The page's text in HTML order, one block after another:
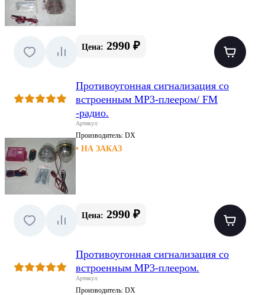
Цена: 2990 ₽
Противоугонная сигнализация со
встроенным MP3-плеером/ FM
-радио.
Артикул:
Производитель: DX
• НА ЗАКАЗ
Цена: 2990 ₽
Противоугонная сигнализация со
встроенным MP3-плеером.
Артикул:
Производитель: DX